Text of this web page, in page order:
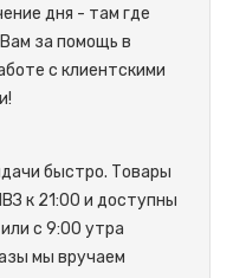
дня - там где
за помощь в
с клиентскими
быстро. Товары
к 21:00 и доступны
с 9:00 утра
мы вручаем